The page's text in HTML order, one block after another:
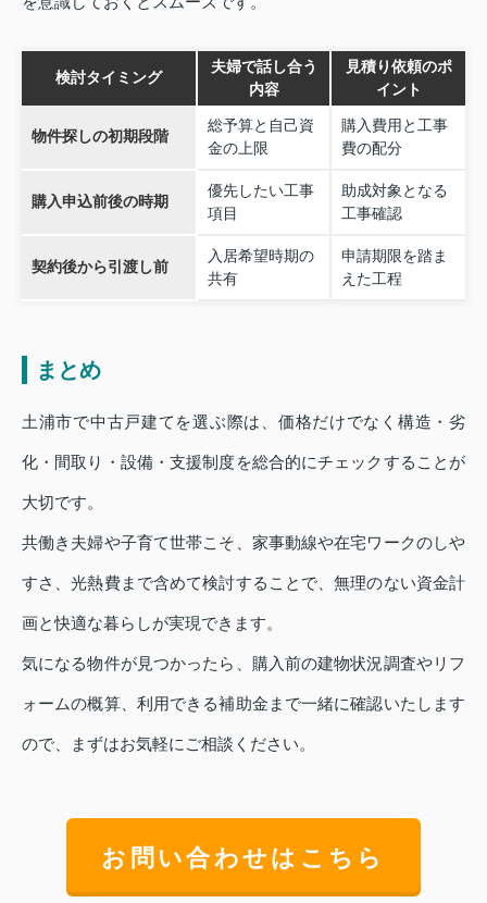
検討タイミング
夫婦で話し合う
内容
見積り依頼のポ
イント
物件探しの初期段階
総予算と自己資
金の上限
購入費用と工事
費の配分
購入申込前後の時期
優先したい工事
項目
助成対象となる
工事確認
契約後から引渡し前
入居希望時期の
共有
申請期限を踏ま
えた工程
まとめ
土浦市で中古戸建てを選ぶ際は、価格だけでなく構造・劣
化・間取り・設備・支援制度を総合的にチェックすることが
大切です。
共働き夫婦や子育て世帯こそ、家事動線や在宅ワークのしや
すさ、光熱費まで含めて検討することで、無理のない資金計
画と快適な暮らしが実現できます。
気になる物件が見つかったら、購入前の建物状況調査やリフ
ォームの概算、利用できる補助金まで一緒に確認いたします
ので、まずはお気軽にご相談ください。
お問い合わせはこちら